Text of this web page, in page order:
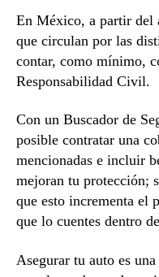
En México, a partir del
que circulan por las
contar, como mínimo,
Responsabilidad Civil.
Con un Buscador de
posible contratar una
mencionadas e incluir
mejoran tu protección;
que esto incrementa el
que lo cuentes dentro
Asegurar tu auto es